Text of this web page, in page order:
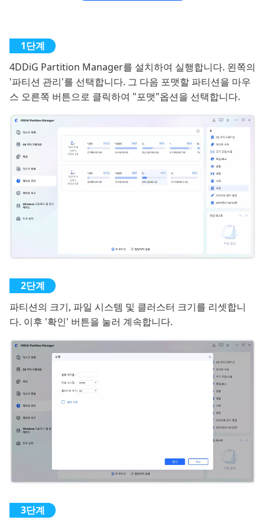
4DDiG Partition Manager를 설치하여 실행합니다. 왼쪽의
'파티션 관리'를 선택합니다. 그 다음 포맷할 파티션을 마우
스 오른쪽 버튼으로 클릭하여 "포맷"옵션을 선택합니다.
파티션의 크기, 파일 시스템 및 클러스터 크기를 리셋합니
다. 이후 '확인' 버튼을 눌러 계속합니다.